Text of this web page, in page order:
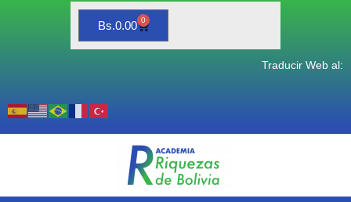
Bs.0.00 0
Traducir Web al: